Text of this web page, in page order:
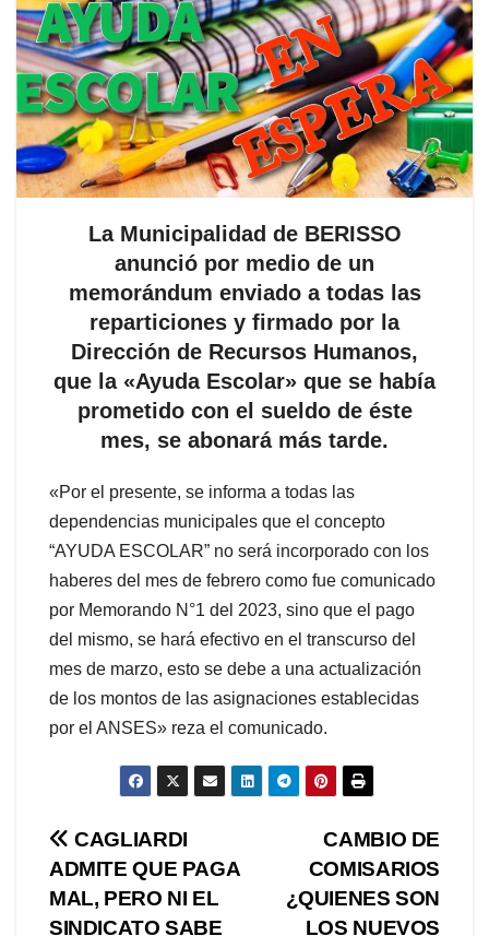
La Municipalidad de BERISSO
anunció por medio de un
memorándum enviado a todas las
reparticiones y firmado por la
Dirección de Recursos Humanos,
que la «Ayuda Escolar» que se había
prometido con el sueldo de éste
mes, se abonará más tarde.
«Por el presente, se informa a todas las
dependencias municipales que el concepto
“AYUDA ESCOLAR” no será incorporado con los
haberes del mes de febrero como fue comunicado
por Memorando N°1 del 2023, sino que el pago
del mismo, se hará efectivo en el transcurso del
mes de marzo, esto se debe a una actualización
de los montos de las asignaciones establecidas
por el ANSES» reza el comunicado.
Navegación
de
CAMBIO DE
COMISARIOS
¿QUIENES SON
LOS NUEVOS
CAGLIARDI
ADMITE QUE PAGA
MAL, PERO NI EL
SINDICATO SABE